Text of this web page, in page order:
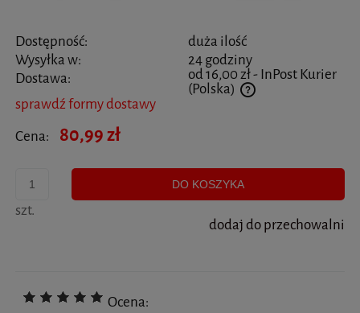
Dostępność:
duża ilość
Wysyłka w:
24 godziny
Dostawa:
od 16,00 zł- InPost Kurier
(Polska)
Cena nie zawiera ewentualnych kosztów płatności
sprawdź formy dostawy
Cena:
80,99 zł
szt.
DO KOSZYKA
dodaj do przechowalni
Ocena: